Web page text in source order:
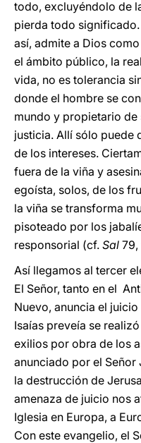
todo, excluyéndolo de
pierda todo
así, admite a Dios
el ámbito público, la
vida, no es tolerancia
donde el hombre se
mundo y propietario de
justicia. Allí sólo puede
de los intereses.
fuera de la viña y
egoísta, solos, de los
la viña se transforma
pisoteado por los
responsorial (cf. Sal 79,
Así llegamos al tercer
El Señor, tanto en el
Nuevo, anuncia el
Isaías preveía se
exilios por obra de los
anunciado por el Señor
la destrucción de
amenaza de juicio nos
Iglesia en Europa, a
Con este evangelio, el